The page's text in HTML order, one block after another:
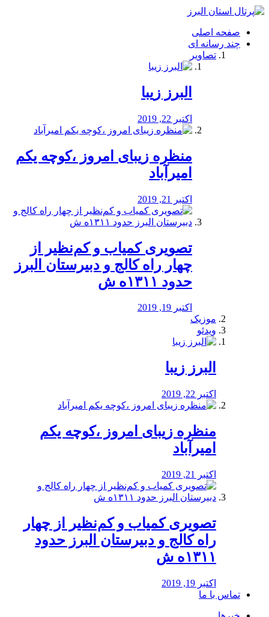
فصد
شرق
تهران
خشکشویی
صفحه اصلی
چند رسانه ای
تصاویر
البرز زیبا
اکتبر 22, 2019
منظره‌‌ زیبای امروز ،کوچه یکم
امیرآباد
اکتبر 21, 2019
️تصویری کمیاب و کم‌نظیر از
چهار راه كالج و دبيرستان البرز
حدود ۱۳۱۱ه ش
اکتبر 19, 2019
موزیک
ویدئو
البرز زیبا
اکتبر 22, 2019
منظره‌‌ زیبای امروز ،کوچه یکم
امیرآباد
اکتبر 21, 2019
️تصویری کمیاب و کم‌نظیر از چهار
راه كالج و دبيرستان البرز حدود
۱۳۱۱ه ش
اکتبر 19, 2019
تماس با ما